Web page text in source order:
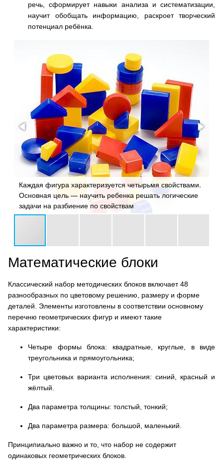
речь, сформирует навыки анализа и систематизации,
научит обобщать информацию, раскроет творческий
потенциал ребёнка.
Каждая фигура характеризуется четырьмя свойствами.
Основная цель — научить ребенка решать логические
задачи на разбиение по свойствам
Математические блоки
Классический набор методических блоков включает 48
разнообразных по цветовому решению, размеру и форме
деталей. Элементы изготовлены в соответствии основному
перечню геометрических фигур и имеют такие
характеристики:
Четыре формы блока: квадратные, круглые, в виде
треугольника и прямоугольника;
Три цветовых варианта исполнения: синий, красный и
жёлтый.
Два параметра толщины: толстый, тонкий;
Два параметра размера: большой, маленький.
Принципиально важно и то, что набор не содержит
одинаковых геометрических блоков.